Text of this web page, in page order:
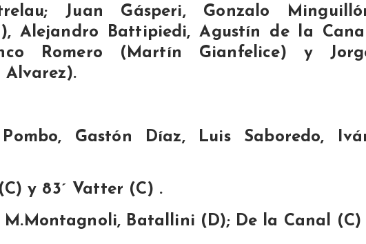
Juan Gásperi, Gonzalo
Alejandro Battipiedi, Agustín de la
Romero (Martín Gianfelice) y
Gastón Díaz, Luis Saboredo,
y 83´ Vatter (C) .
M.Montagnoli, Batallini (D); De la Canal (C)